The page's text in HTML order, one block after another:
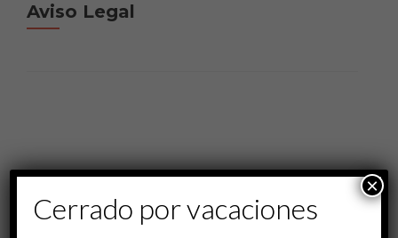
Aviso Legal
Cerrado por vacaciones
×